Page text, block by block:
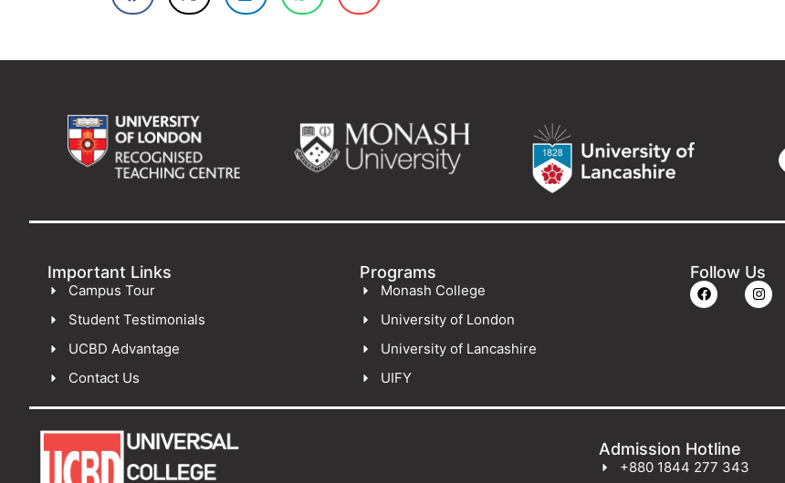
Important Links
Campus Tour
Student Testimonials
UCBD Advantage
Contact Us
Programs
Monash College
University of London
University of Lancashire
UIFY
Follow Us
Admission Hotline
+880 1844 277 343